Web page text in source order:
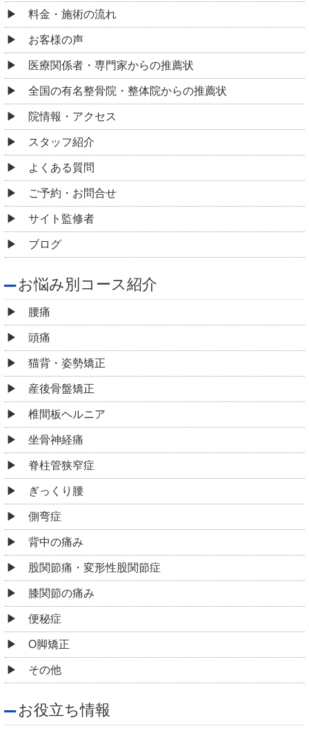
料金・施術の流れ
お客様の声
医療関係者・専門家からの推薦状
全国の有名整骨院・整体院からの推薦状
院情報・アクセス
スタッフ紹介
よくある質問
ご予約・お問合せ
サイト監修者
ブログ
お悩み別コース紹介
腰痛
頭痛
猫背・姿勢矯正
産後骨盤矯正
椎間板ヘルニア
坐骨神経痛
脊柱管狭窄症
ぎっくり腰
側弯症
背中の痛み
股関節痛・変形性股関節症
膝関節の痛み
便秘症
O脚矯正
その他
お役立ち情報